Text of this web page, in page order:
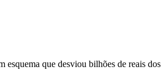
que desviou bilhões de reais